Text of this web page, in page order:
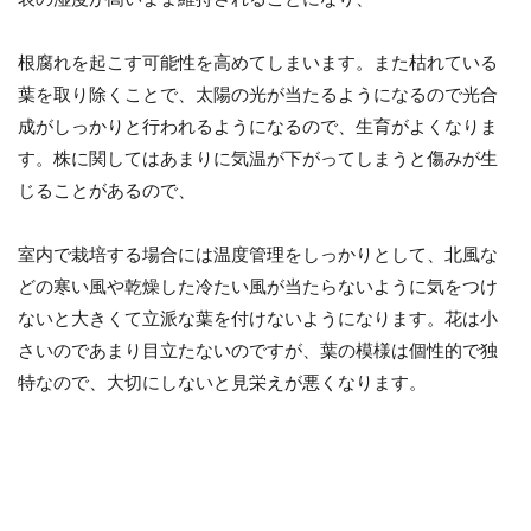
根腐れを起こす可能性を高めてしまいます。また枯れている
葉を取り除くことで、太陽の光が当たるようになるので光合
成がしっかりと行われるようになるので、生育がよくなりま
す。株に関してはあまりに気温が下がってしまうと傷みが生
じることがあるので、
室内で栽培する場合には温度管理をしっかりとして、北風な
どの寒い風や乾燥した冷たい風が当たらないように気をつけ
ないと大きくて立派な葉を付けないようになります。花は小
さいのであまり目立たないのですが、葉の模様は個性的で独
特なので、大切にしないと見栄えが悪くなります。